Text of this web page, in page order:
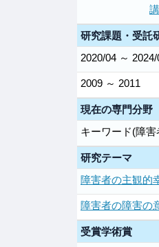
研究課題・受託
2020/04 ～ 2024/
2009 ～ 2011
現在の専門分野
キーワード(障
研究テーマ
障害者の主観的
障害者の障害の
受賞学術賞